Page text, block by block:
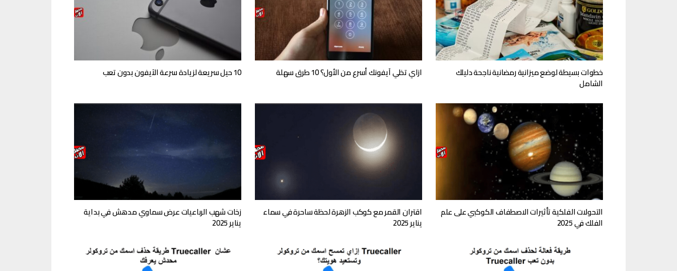
خطوات بسيطة لوضع ميزانية رمضانية ناجحة دليلك
الشامل
ازاي تخلي آيفونك أسرع من الأول؟ 10 طرق سهلة 10 حيل سريعة لزيادة سرعة الآيفون بدون تعب
التحولات الفلكية تأثيرات الاصطفاف الكوكبي على علم
الفلك في 2025
اقتران القمر مع كوكب الزهرة لحظة ساحرة في سماء
يناير 2025
زخات شهب الرباعيات عرض سماوي مدهش في بداية
يناير 2025